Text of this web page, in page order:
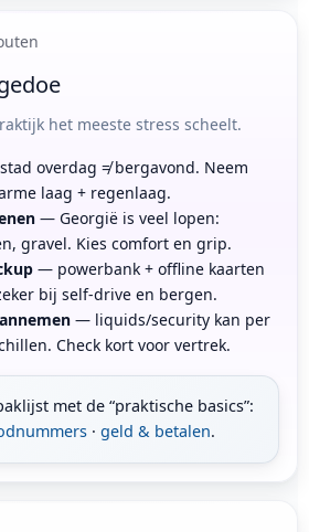
het meeste stress scheelt.
overdag ≠ bergavond. Neem
laag + regenlaag.
— Georgië is veel lopen:
gravel. Kies comfort en grip.
— powerbank + offline kaarten
bij self-drive en bergen.
— liquids/security kan per
Check kort voor vertrek.
met de “praktische basics”:
· geld & betalen.